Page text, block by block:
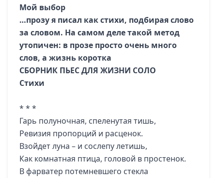
Мой выбор
…прозу я писал как стихи, подбирая слово
за словом. На самом деле такой метод
утопичен: в прозе просто очень много
слов, а жизнь коротка
СБОРНИК ПЬЕС ДЛЯ ЖИЗНИ СОЛО
Стихи
* * *
Гарь полуночная, спеленутая тишь,
Ревизия пропорций и расценок.
Взойдет луна – и сослепу летишь,
Как комнатная птица, головой в простенок.
В фарватер потемневшего стекла